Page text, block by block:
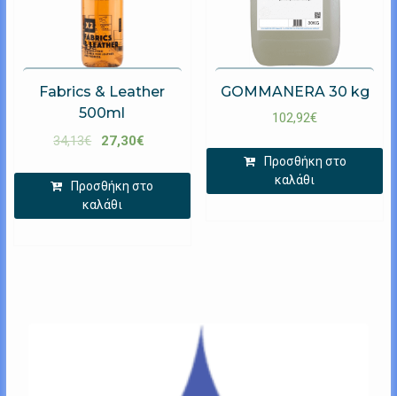
Fabrics & Leather
500ml
34,13€ 27,30€
Προσθήκη στο
καλάθι
GOMMANERA 30 kg
102,92€
Προσθήκη στο
καλάθι